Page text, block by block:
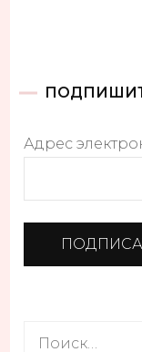
Адрес
Найти: